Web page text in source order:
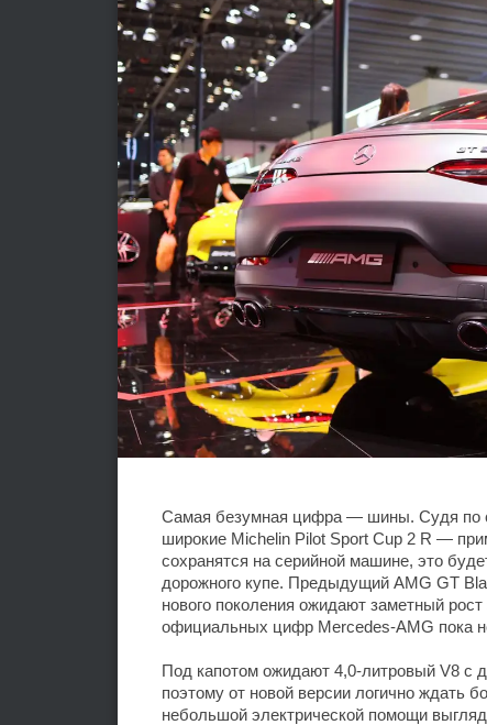
Самая безумная цифра — шины. Судя по
широкие Michelin Pilot Sport Cup 2 R —
сохранятся на серийной машине, это
дорожного купе. Предыдущий AMG GT
нового поколения ожидают заметный
официальных цифр Mercedes-AMG пока
Под капотом ожидают 4,0-литровый V8 с
поэтому от новой версии логично ждать
небольшой электрической помощи